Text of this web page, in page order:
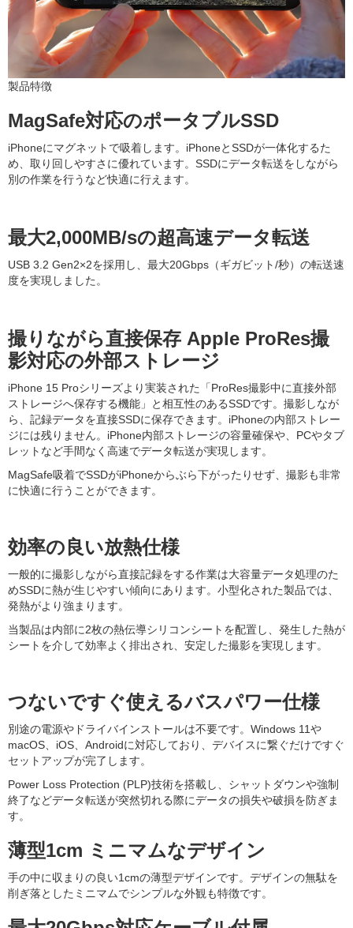
製品特徴
MagSafe対応のポータブルSSD
iPhoneにマグネットで吸着します。iPhoneとSSDが一体化するた
め、取り回しやすさに優れています。SSDにデータ転送をしながら
別の作業を行うなど快適に行えます。
最大2,000MB/sの超高速データ転送
USB 3.2 Gen2×2を採用し、最大20Gbps（ギガビット/秒）の転送速
度を実現しました。
撮りながら直接保存 Apple ProRes撮
影対応の外部ストレージ
iPhone 15 Proシリーズより実装された「ProRes撮影中に直接外部
ストレージへ保存する機能」と相互性のあるSSDです。撮影しなが
ら、記録データを直接SSDに保存できます。iPhoneの内部ストレー
ジには残りません。iPhone内部ストレージの容量確保や、PCやタブ
レットなど手間なく高速でデータ転送が実現します。
MagSafe吸着でSSDがiPhoneからぶら下がったりせず、撮影も非常
に快適に行うことができます。
効率の良い放熱仕様
一般的に撮影しながら直接記録をする作業は大容量データ処理のた
めSSDに熱が生じやすい傾向にあります。小型化された製品では、
発熱がより強まります。
当製品は内部に2枚の熱伝導シリコンシートを配置し、発生した熱が
シートを介して効率よく排出され、安定した撮影を実現します。
つないですぐ使えるバスパワー仕様
別途の電源やドライバインストールは不要です。Windows 11や
macOS、iOS、Androidに対応しており、デバイスに繋ぐだけですぐ
セットアップが完了します。
Power Loss Protection (PLP)技術を搭載し、シャットダウンや強制
終了などデータ転送が突然切れる際にデータの損失や破損を防ぎま
す。
薄型1cm ミニマムなデザイン
手の中に収まりの良い1cmの薄型デザインです。デザインの無駄を
削ぎ落としたミニマムでシンプルな外観も特徴です。